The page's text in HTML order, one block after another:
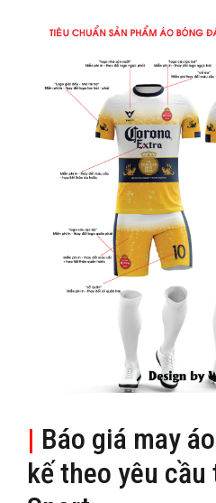
| Báo giá may
kế theo yêu cầu